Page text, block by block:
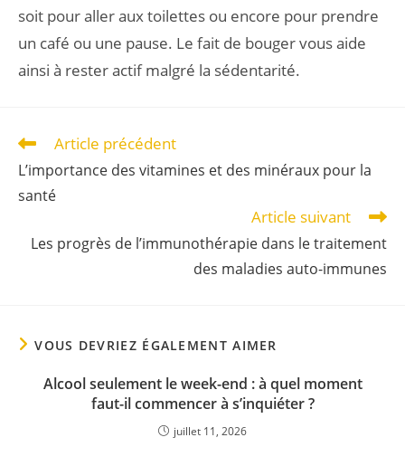
soit pour aller aux toilettes ou encore pour prendre
un café ou une pause. Le fait de bouger vous aide
ainsi à rester actif malgré la sédentarité.
Article précédent
L’importance des vitamines et des minéraux pour la
santé
Article suivant
Les progrès de l’immunothérapie dans le traitement
des maladies auto-immunes
VOUS DEVRIEZ ÉGALEMENT AIMER
Alcool seulement le week-end : à quel moment
faut-il commencer à s’inquiéter ?
juillet 11, 2026